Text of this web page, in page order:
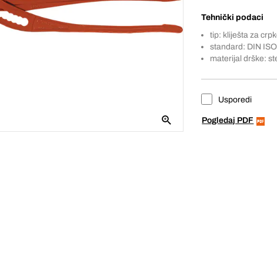
Tehnički podaci
tip: kliješta za
standard: DIN
materijal drške:
Usporedi
Pogledaj PDF